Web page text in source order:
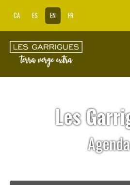
CA ES EN FR
Les
Agenda